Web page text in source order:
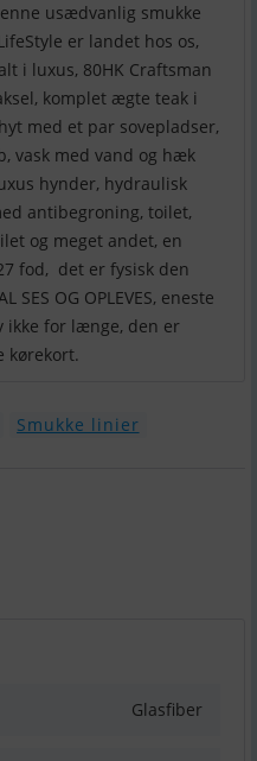
usædvanlig smukke
er landet hos os,
i luxus, 80HK Craftsman
komplet ægte teak i
med et par sovepladser,
vask med vand og hæk
hynder, hydraulisk
antibegroning, toilet,
og meget andet, en
fod, det er fysisk den
SES OG OPLEVES, eneste
ikke for længe, den er
kørekort.
Smukke linier
Glasfiber